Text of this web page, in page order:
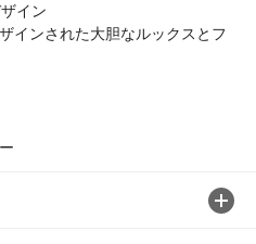
イン
インされた大胆なルックスとフ